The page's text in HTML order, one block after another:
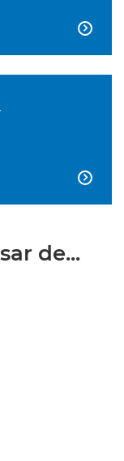


de...